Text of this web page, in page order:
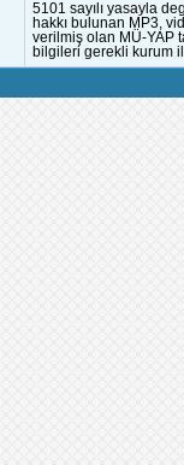
5101 sayılı yasayla
hakkı bulunan MP3,
verilmiş olan MÜ-YAP
bilgileri gerekli kurum